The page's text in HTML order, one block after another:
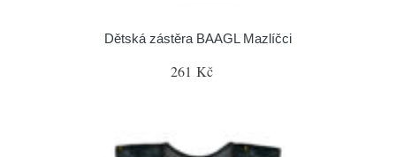
Dětská zástěra BAAGL Mazlíčci
261 Kč